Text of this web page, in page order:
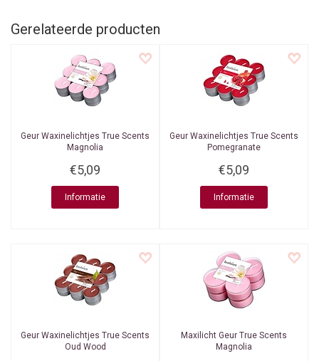
Gerelateerde producten
Geur Waxinelichtjes True Scents
Magnolia
€5,09
Informatie
Geur Waxinelichtjes True Scents
Pomegranate
€5,09
Informatie
Geur Waxinelichtjes True Scents
Oud Wood
Maxilicht Geur True Scents
Magnolia